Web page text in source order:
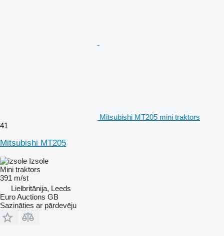
Mitsubishi MT205 mini traktors
41
Mitsubishi MT205
Izsole
Mini traktors
391 m/st
Lielbritānija, Leeds
Euro Auctions GB
Sazināties ar pārdevēju